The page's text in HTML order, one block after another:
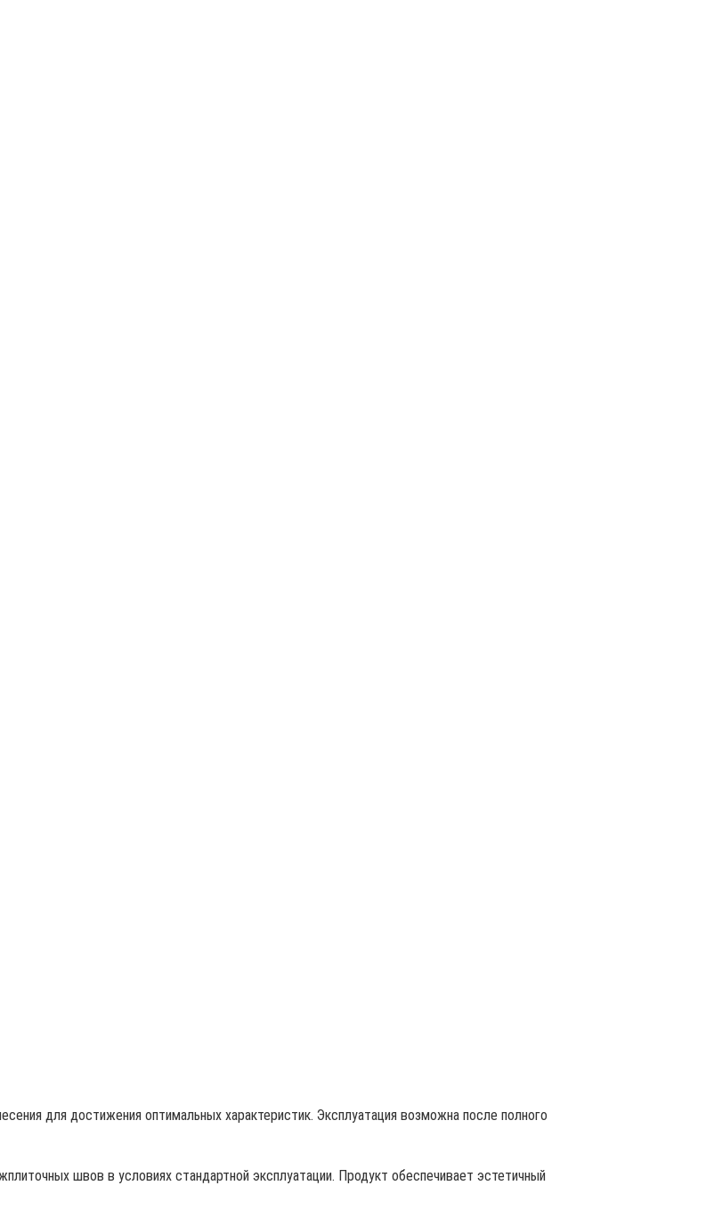
для достижения оптимальных характеристик. Эксплуатация возможна после полного
швов в условиях стандартной эксплуатации. Продукт обеспечивает эстетичный